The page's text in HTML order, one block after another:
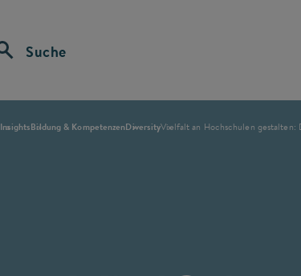
Suche
InsightsBildung & KompetenzenDiversityVielfalt an Hochschulen gestalten: